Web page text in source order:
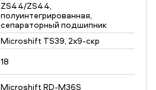
ZS44/ZS44,
полуинтегрированная,
сепараторный подшипник
Microshift TS39, 2х9-скр
18
Microshift RD-M36S